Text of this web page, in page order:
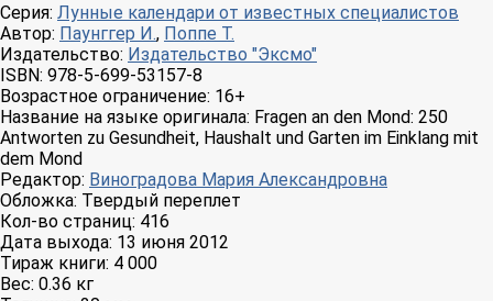
Серия: Лунные календари от известных специалистов
Автор: Паунггер И., Поппе Т.
Издательство: Издательство "Эксмо"
ISBN: 978-5-699-53157-8
Возрастное ограничение: 16+
Название на языке оригинала: Fragen an den Mond: 250
Antworten zu Gesundheit, Haushalt und Garten im Einklang mit
dem Mond
Редактор: Виноградова Мария Александровна
Обложка: Твердый переплет
Кол-во страниц: 416
Дата выхода: 13 июня 2012
Тираж книги: 4 000
Вес: 0.36 кг